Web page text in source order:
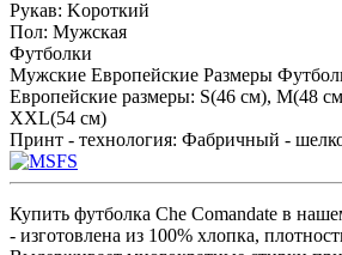
Рукав: Kороткий
Пол: Мужская
Футболки
Мужские Европейские Размеры
Европейские размеры: S(46 см), M(48
XXL(54 см)
Принт - технология: Фабричный -
Купить футболка Сhe Comandate в
- изготовлена из 100% хлопка,